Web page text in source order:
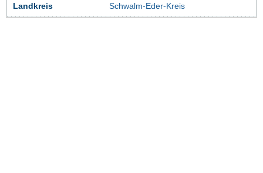
Landkreis Schwalm-Eder-Kreis